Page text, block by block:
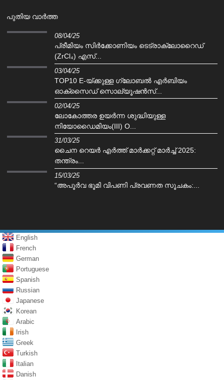
പുതിയ വാർത്ത
08/04/25
പ്രീമിയം സിർക്കോണിയം ടെട്രാക്ലോറൈഡ്
(ZrCl₄) എസ്...
03/04/25
TOP10 E-യ്‌ക്കുള്ള ഗ്ലോബൽ എർബിയം
ഓക്‌സൈഡ് സൊല്യൂഷൻസ്...
02/04/25
ലോകോത്തര ഉയർന്ന ശുദ്ധിയുള്ള
നിയോഡൈമിയം(III) O...
31/03/25
ചൈന റെയർ എർത്ത് മാർക്കറ്റ് മാർച്ച് 2025:
തന്ത്രം...
15/03/25
“അപൂർവ ഭൂമി വിപണി പ്രവണത സൂചകം:...
English
French
German
Portuguese
Spanish
Russian
Japanese
Korean
Arabic
Irish
Greek
Turkish
Italian
Danish